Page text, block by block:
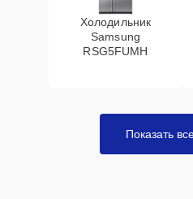
Холодильник
Samsung
RSG5FUMH
Показать